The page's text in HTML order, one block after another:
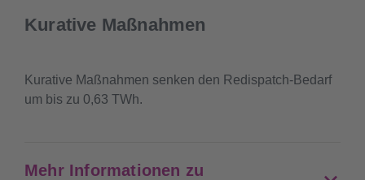
Kurative Maßnahmen
Kurative Maßnahmen senken den Redispatch-Bedarf
um bis zu 0,63 TWh.
Mehr Informationen zu